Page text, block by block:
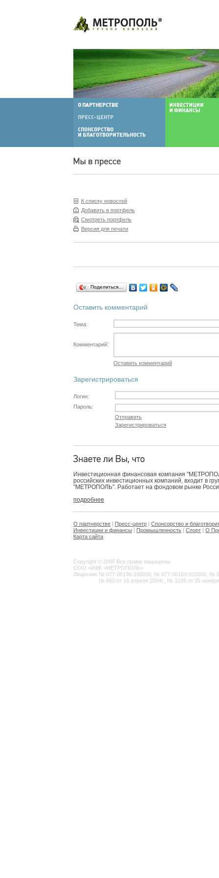
К списку новостей
Добавить в портфель
Смотреть портфель
Версия для печати
Поделиться…
Оставить комментарий
Тема:
Комментарий:
Оставить комментарий
Зарегистрироваться
Логин:
Пароль:
Отправить
Зарегистрироваться
Инвестиционная финансовая компания
российских инвестиционных компаний, входит в
"МЕТРОПОЛЬ". Работает на фондовом рынке
подробнее
О партнерстве | Пресс-центр | Спонсорство и
Инвестиции и финансы | Промышленность | Спорт | О
Карта сайта
Copyright © 2005 Все права защищены
ООО «ИФК «МЕТРОПОЛЬ»
Лицензии: № 077-06136-100000, № 077-06159-010000, №
№ 650 от 16 апреля 2004г., № 3185 от 25